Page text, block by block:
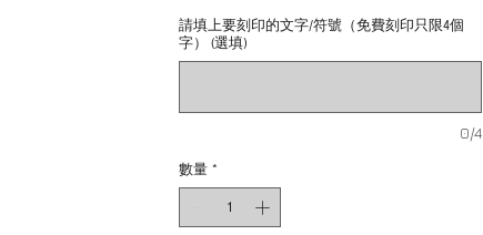
請填上要刻印的文字/符號（免費刻印只限4個
字） (選填)
0/4
數量 *